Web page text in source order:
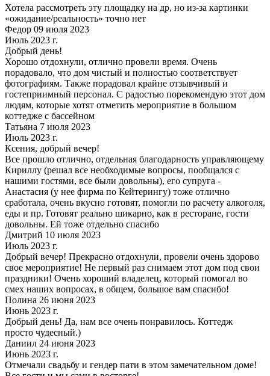
Хотела рассмотреть эту площадку на др, но из-за картинки
«ожидание/реальность» точно нет
Федор 09 июля 2023
Июль 2023 г.
Добрый день!
Хорошо отдохнули, отлично провели время. Очень
порадовало, что дом чистый и полностью соответствует
фотографиям. Также порадовал крайне отзывчивый и
гостеприимный персонал. С радостью порекомендую этот дом
людям, которые хотят отметить мероприятие в большом
коттедже с бассейном
Татьяна 7 июля 2023
Июль 2023 г.
Ксения, добрый вечер!
Все прошло отлично, отдельная благодарность управляющему
Кириллу (решал все необходимые вопросы, пообщался с
нашими гостями, все были довольны), его супруга -
Анастасия (у нее фирма по Кейтерингу) тоже отлично
сработала, очень вкусно готовят, помогли по расчету алкоголя,
еды и пр. Готовят реально шикарно, как в ресторане, гости
довольны. Ей тоже отдельно спасибо
Дмитрий 10 июля 2023
Июль 2023 г.
Добрый вечер! Прекрасно отдохнули, провели очень здорово
свое мероприятие! Не первый раз снимаем этот дом под свои
праздники! Очень хороший владелец, который помогал во
смех наших вопросах, в общем, большое вам спасибо!
Полина 26 июня 2023
Июнь 2023 г.
Добрый день! Да, нам все очень понравилось. Коттедж
просто чудесный.)
Даниил 24 июня 2023
Июнь 2023 г.
Отмечали свадьбу и гендер пати в этом замечательном доме!